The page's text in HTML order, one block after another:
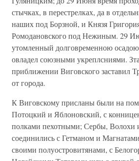
стычках, в перестрелках, да в
наших под Борзной, и Князя
Ромодановского под Нежиным. 29
утомленный долговременною
овладел союзными укреплсниями.
приближении Виговского заставил
от города.
К Виговскому присланы были на
Потоцкий и Яблоновский, с
полками пехотными; Сербы, Волохи
соединились с Гетманом и
своими полуостровитянами, с